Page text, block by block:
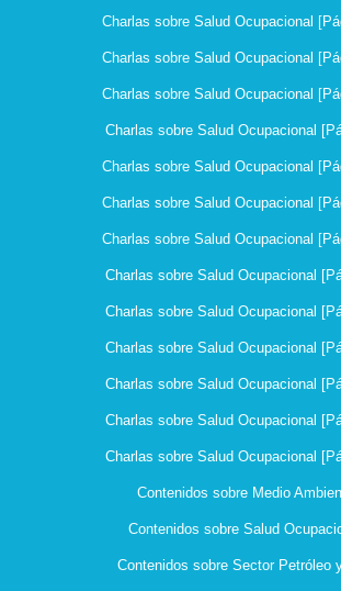
Charlas sobre Salud Ocupacional
Charlas sobre Salud Ocupacional
Charlas sobre Salud Ocupacional
Charlas sobre Salud Ocupacional
Charlas sobre Salud Ocupacional
Charlas sobre Salud Ocupacional
Charlas sobre Salud Ocupacional
Charlas sobre Salud Ocupacional
Charlas sobre Salud Ocupacional
Charlas sobre Salud Ocupacional
Charlas sobre Salud Ocupacional
Charlas sobre Salud Ocupacional
Charlas sobre Salud Ocupacional
Contenidos sobre Medio
Contenidos sobre Salud
Contenidos sobre Sector Petróleo